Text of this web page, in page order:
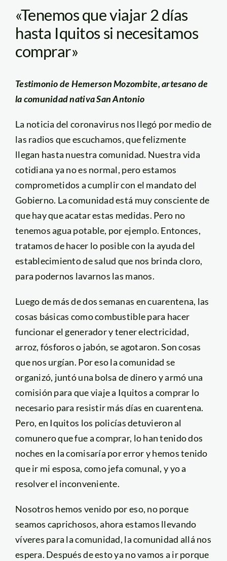
«Tenemos que viajar 2 días
hasta Iquitos si necesitamos
comprar»
Testimonio de Hemerson Mozombite, artesano de
la comunidad nativa San Antonio
La noticia del coronavirus nos llegó por medio de
las radios que escuchamos, que felizmente
llegan hasta nuestra comunidad. Nuestra vida
cotidiana ya no es normal, pero estamos
comprometidos a cumplir con el mandato del
Gobierno. La comunidad está muy consciente de
que hay que acatar estas medidas. Pero no
tenemos agua potable, por ejemplo. Entonces,
tratamos de hacer lo posible con la ayuda del
establecimiento de salud que nos brinda cloro,
para podernos lavarnos las manos.
Luego de más de dos semanas en cuarentena, las
cosas básicas como combustible para hacer
funcionar el generador y tener electricidad,
arroz, fósforos o jabón, se agotaron. Son cosas
que nos urgían. Por eso la comunidad se
organizó, juntó una bolsa de dinero y armó una
comisión para que viaje a Iquitos a comprar lo
necesario para resistir más días en cuarentena.
Pero, en Iquitos los policías detuvieron al
comunero que fue a comprar, lo han tenido dos
noches en la comisaría por error y hemos tenido
que ir mi esposa, como jefa comunal, y yo a
resolver el inconveniente.
Nosotros hemos venido por eso, no porque
seamos caprichosos, ahora estamos llevando
víveres para la comunidad, la comunidad allá nos
espera. Después de esto ya no vamos a ir porque